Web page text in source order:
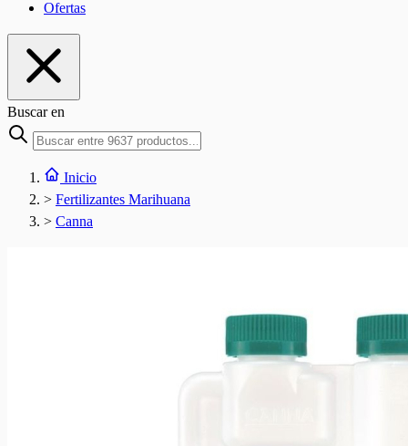
Ofertas
Buscar en
Inicio
> Fertilizantes Marihuana
> Canna